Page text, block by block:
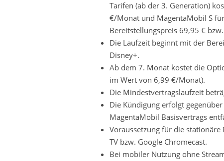
Tarifen (ab der 3. Generation)
€/Monat und MagentaMobil S
Bereitstellungspreis 69,95 €
Die Laufzeit beginnt mit der
Disney+.
Ab dem 7. Monat kostet die
im Wert von 6,99 €/Monat).
Die Mindestvertragslaufzeit
Die Kündigung erfolgt
MagentaMobil Basisvertrags
Voraussetzung für die stationäre
TV bzw. Google Chromecast.
Bei mobiler Nutzung ohne